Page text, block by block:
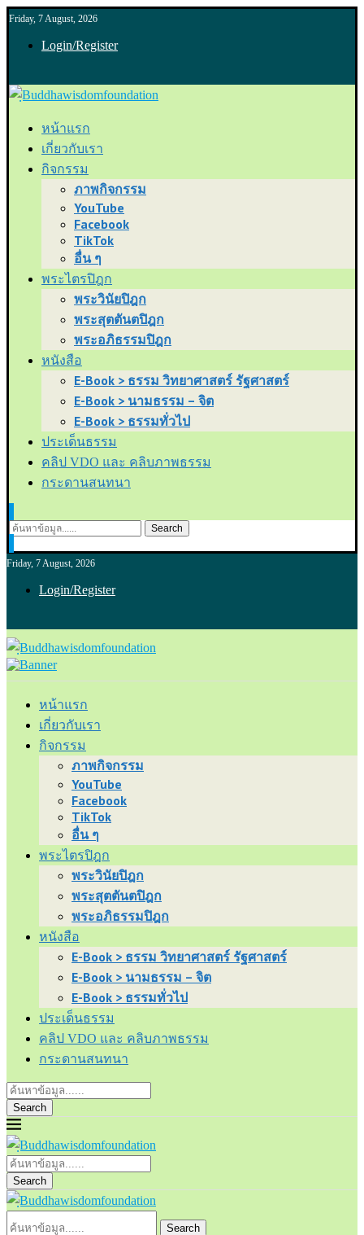
Friday, 7 August, 2026
Login/Register
หน้าแรก
เกี่ยวกับเรา
กิจกรรม
ภาพกิจกรรม
YouTube
Facebook
TikTok
อื่น ๆ
พระไตรปิฎก
พระวินัยปิฎก
พระสุตตันตปิฎก
พระอภิธรรมปิฎก
หนังสือ
E-Book > ธรรม วิทยาศาสตร์ รัฐศาสตร์
E-Book > นามธรรม – จิต
E-Book > ธรรมทั่วไป
ประเด็นธรรม
คลิป VDO และ คลิบภาพธรรม
กระดานสนทนา
Search
Friday, 7 August, 2026
Login/Register
หน้าแรก
เกี่ยวกับเรา
กิจกรรม
ภาพกิจกรรม
YouTube
Facebook
TikTok
อื่น ๆ
พระไตรปิฎก
พระวินัยปิฎก
พระสุตตันตปิฎก
พระอภิธรรมปิฎก
หนังสือ
E-Book > ธรรม วิทยาศาสตร์ รัฐศาสตร์
E-Book > นามธรรม – จิต
E-Book > ธรรมทั่วไป
ประเด็นธรรม
คลิป VDO และ คลิบภาพธรรม
กระดานสนทนา
Search
Search
Search